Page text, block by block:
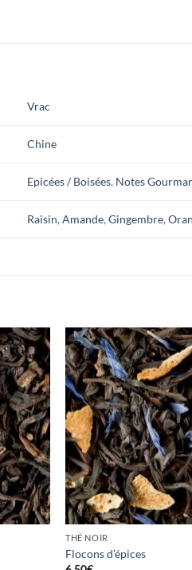
Vrac
Chine
Epicées / Boisées, Notes
Raisin,Amande,Gingembre,
Ajouter
à la
wishlist
THÉ NOIR
Flocons d’épices